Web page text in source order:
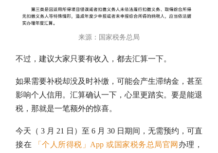
来源：国家税务总局
不过，建议大家只要有收入，都去汇算一下。
如果需要补税却没及时补缴，可能会产生滞纳金，甚至
影响个人信用。汇算确认一下，心里更踏实。要是能退
税，那就是一笔额外的惊喜。
今天（ 3 月 21 日）至 6 月 30 日期间，无需预约，可直
接在
「个人所得税」App 或国家税务总局官网 办理，